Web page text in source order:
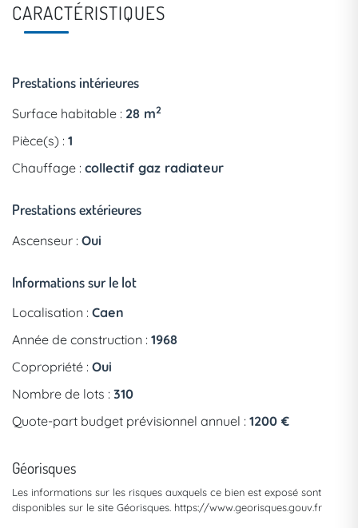
CARACTÉRISTIQUES
Prestations intérieures
Surface habitable : 28 m2
Pièce(s) : 1
Chauffage : collectif gaz radiateur
Prestations extérieures
Ascenseur : Oui
Informations sur le lot
Localisation : Caen
Année de construction : 1968
Copropriété : Oui
Nombre de lots : 310
Quote-part budget prévisionnel annuel : 1200 €
Géorisques
Les informations sur les risques auxquels ce bien est exposé sont
disponibles sur le site Géorisques. https://www.georisques.gouv.fr